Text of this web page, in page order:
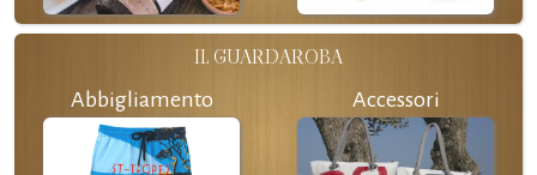
IL GUARDAROBA
Abbigliamento Accessori